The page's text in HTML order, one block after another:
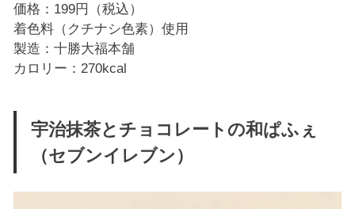
価格：199円（税込）
着色料（クチナシ色素）使用
製造：十勝大福本舗
カロリー：270kcal
宇治抹茶とチョコレートの和ぱふぇ
（セブンイレブン）